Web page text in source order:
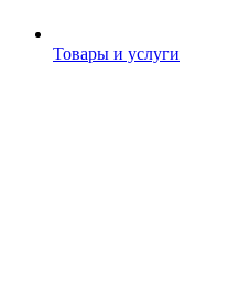
Товары и услуги